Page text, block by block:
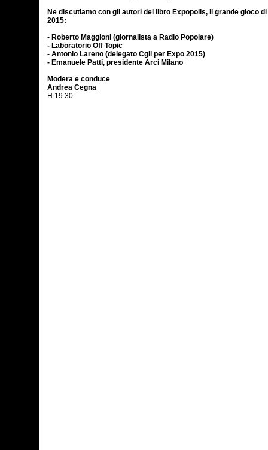
Ne discutiamo con gli autori del libro Expopolis, il grande gioco
2015:
- Roberto Maggioni (giornalista a Radio Popolare)
- Laboratorio Off Topic
- Antonio Lareno (delegato Cgil per Expo 2015)
- Emanuele Patti, presidente Arci Milano
Modera e conduce
Andrea Cegna
H 19.30